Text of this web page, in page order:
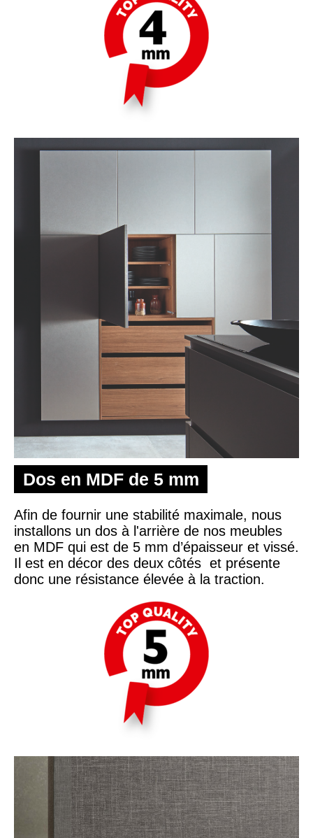
Dos en MDF de 5 mm
Afin de fournir une stabilité maximale, nous
installons un dos à l'arrière de nos meubles
en MDF qui est de 5 mm d’épaisseur et vissé.
Il est en décor des deux côtés et présente
donc une résistance élevée à la traction.